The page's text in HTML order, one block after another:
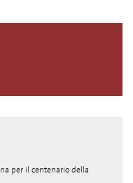
per il centenario della